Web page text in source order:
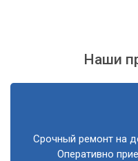
Наши
Срочный ремонт на
Оперативно